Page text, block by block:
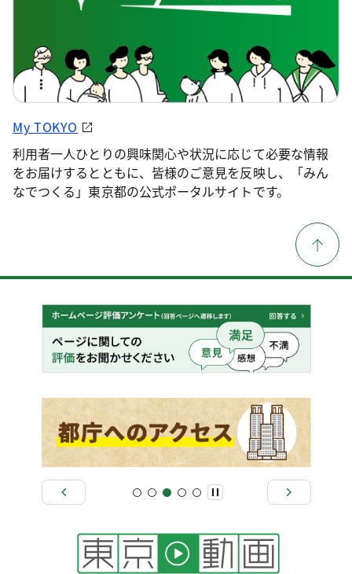
My TOKYO
利用者一人ひとりの興味関心や状況に応じて必要な情報
をお届けするとともに、皆様のご意見を反映し、「みん
なでつくる」東京都の公式ポータルサイトです。